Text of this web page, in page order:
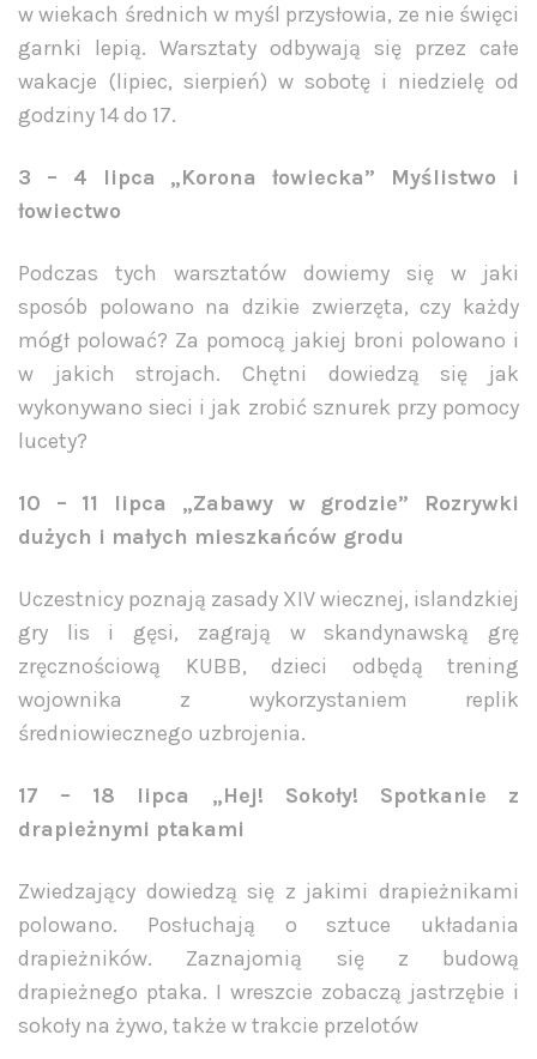
w wiekach średnich w myśl przysłowia, ze nie święci
garnki lepią. Warsztaty odbywają się przez całe
wakacje (lipiec, sierpień) w sobotę i niedzielę od
godziny 14 do 17.
3 – 4 lipca „Korona łowiecka” Myślistwo i
łowiectwo
Podczas tych warsztatów dowiemy się w jaki
sposób polowano na dzikie zwierzęta, czy każdy
mógł polować? Za pomocą jakiej broni polowano i
w jakich strojach. Chętni dowiedzą się jak
wykonywano sieci i jak zrobić sznurek przy pomocy
lucety?
10 – 11 lipca „Zabawy w grodzie” Rozrywki
dużych i małych mieszkańców grodu
Uczestnicy poznają zasady XIV wiecznej, islandzkiej
gry lis i gęsi, zagrają w skandynawską grę
zręcznościową KUBB, dzieci odbędą trening
wojownika z wykorzystaniem replik
średniowiecznego uzbrojenia.
17 – 18 lipca „Hej! Sokoły! Spotkanie z
drapieżnymi ptakami
Zwiedzający dowiedzą się z jakimi drapieżnikami
polowano. Posłuchają o sztuce układania
drapieżników. Zaznajomią się z budową
drapieżnego ptaka. I wreszcie zobaczą jastrzębie i
sokoły na żywo, także w trakcie przelotów